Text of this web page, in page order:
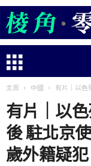
主頁 中國 有片│以色
有片│以色
後 駐北京
歲外籍疑犯